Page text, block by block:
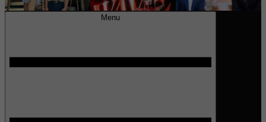
MissMynah
Portal Hiburan, Gaya Hidup & Trending
Menu